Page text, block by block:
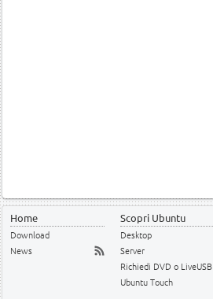
Home
Download
News
Scopri Ubuntu
Desktop
Server
Richiedi DVD o LiveUSB
Ubuntu Touch